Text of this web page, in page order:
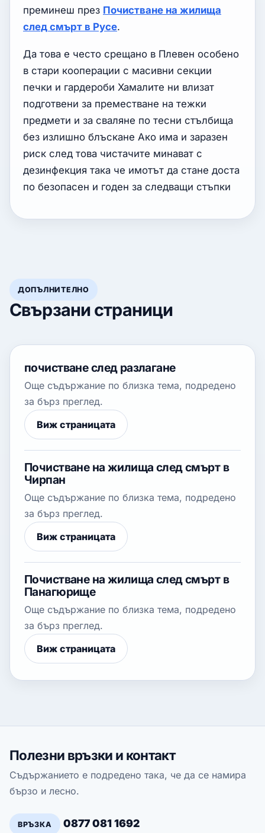
преминеш през Почистване на жилища
след смърт в Русе.
Да това е често срещано в Плевен особено
в стари кооперации с масивни секции
печки и гардероби Хамалите ни влизат
подготвени за преместване на тежки
предмети и за сваляне по тесни стълбища
без излишно блъскане Ако има и заразен
риск след това чистачите минават с
дезинфекция така че имотът да стане доста
по безопасен и годен за следващи стъпки
ДОПЪЛНИТЕЛНО
Свързани страници
почистване след разлагане
Още съдържание по близка тема, подредено
за бърз преглед.
Виж страницата
Почистване на жилища след смърт в
Чирпан
Още съдържание по близка тема, подредено
за бърз преглед.
Виж страницата
Почистване на жилища след смърт в
Панагюрище
Още съдържание по близка тема, подредено
за бърз преглед.
Виж страницата
Полезни връзки и контакт
Съдържанието е подредено така, че да се намира
бързо и лесно.
ВРЪЗКА 0877 081 1692